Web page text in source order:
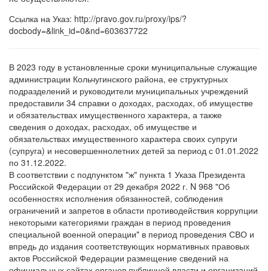
Ссылка на Указ: http://pravo.gov.ru/proxy/ips/?
docbody=&link_id=0&nd=603637722
В 2023 году в установленные сроки муниципальные служащие
администрации Кольчугинского района, ее структурных
подразделений и руководители муниципальных учреждений
предоставили 34 справки о доходах, расходах, об имуществе
и обязательствах имущественного характера, а также
сведения о доходах, расходах, об имуществе и
обязательствах имущественного характера своих супруги
(супруга) и несовершеннолетних детей за период с 01.01.2022
по 31.12.2022.
В соответствии с подпунктом "ж" пункта 1 Указа Президента
Российской Федерации от 29 декабря 2022 г. N 968 "Об
особенностях исполнения обязанностей, соблюдения
ограничений и запретов в области противодействия коррупции
некоторыми категориями граждан в период проведения
специальной военной операции" в период проведения СВО и
впредь до издания соответствующих нормативных правовых
актов Российской Федерации размещение сведений на